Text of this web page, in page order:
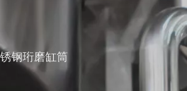
钢珩磨缸筒